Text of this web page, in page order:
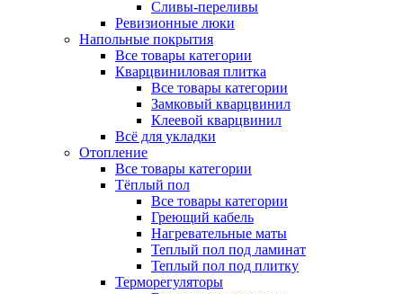
Сливы-переливы
Ревизионные люки
Напольные покрытия
Все товары категории
Кварцвиниловая плитка
Все товары категории
Замковый кварцвинил
Клеевой кварцвинил
Всё для укладки
Отопление
Все товары категории
Тёплый пол
Все товары категории
Греющий кабель
Нагревательные маты
Теплый пол под ламинат
Теплый пол под плитку
Терморегуляторы